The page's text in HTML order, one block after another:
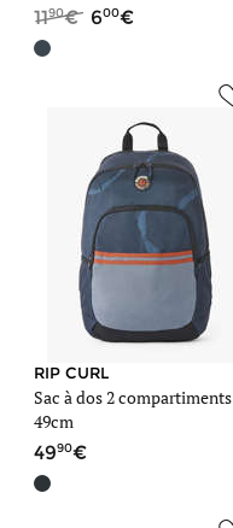
1190 600
RIP CURL
Sac à dos 2 compartiments
49cm
4990